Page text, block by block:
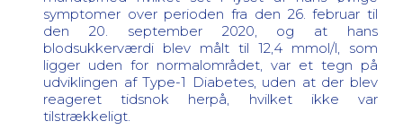
symptomer over perioden fra den 26. februar til
den 20. september 2020, og at hans
blodsukkerværdi blev målt til 12,4 mmol/l, som
ligger uden for normalområdet, var et tegn på
udviklingen af Type-1 Diabetes, uden at der blev
reageret tidsnok herpå, hvilket ikke var
tilstrækkeligt.